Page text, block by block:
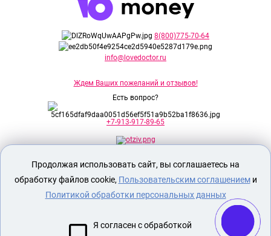
8(800)775-70-64
info@lovedoctor.ru
Ждем Ваших пожеланий и отзывов!
Есть вопрос?
+7-913-917-89-65
Секс шоп Доктор Любви предназначен
исключительно для лиц старше 18 лет!
Вся продукция имеет знак EAC
Евразийского соответствия.
Продолжая использовать сайт, вы соглашаетесь на
обработку файлов cookie, Пользовательским соглашениеми
Политикой обработки персональных данных
Я согласен с обработкой